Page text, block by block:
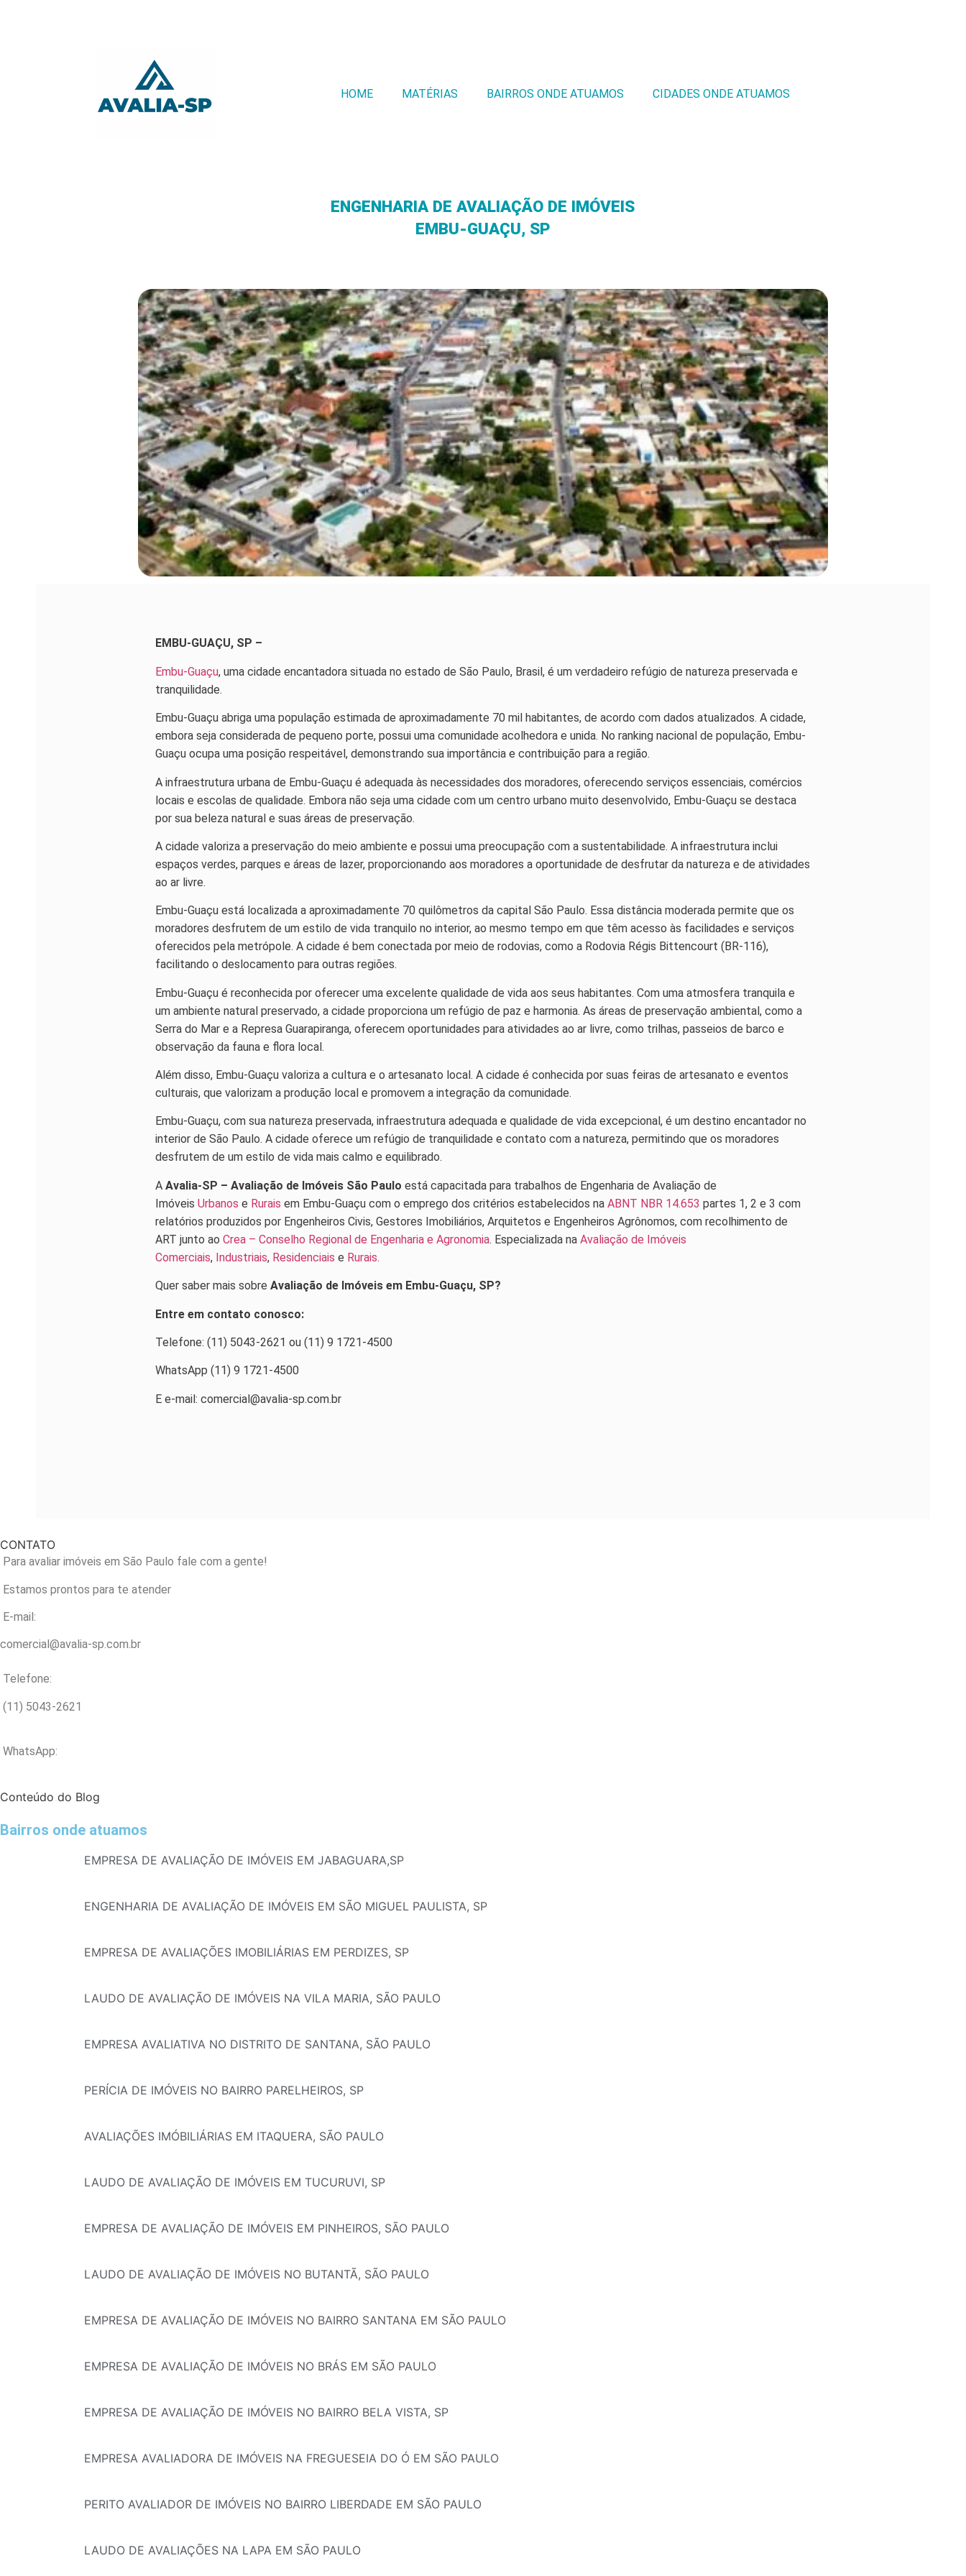
HOME MATÉRIAS BAIRROS ONDE ATUAMOS CIDADES ONDE ATUAMOS
ENGENHARIA DE AVALIAÇÃO DE IMÓVEIS
EMBU-GUAÇU, SP
EMBU-GUAÇU, SP –
Embu-Guaçu, uma cidade encantadora situada no estado de São Paulo, Brasil, é um verdadeiro refúgio de natureza preservada e
tranquilidade.
Embu-Guaçu abriga uma população estimada de aproximadamente 70 mil habitantes, de acordo com dados atualizados. A cidade,
embora seja considerada de pequeno porte, possui uma comunidade acolhedora e unida. No ranking nacional de população, Embu-
Guaçu ocupa uma posição respeitável, demonstrando sua importância e contribuição para a região.
A infraestrutura urbana de Embu-Guaçu é adequada às necessidades dos moradores, oferecendo serviços essenciais, comércios
locais e escolas de qualidade. Embora não seja uma cidade com um centro urbano muito desenvolvido, Embu-Guaçu se destaca
por sua beleza natural e suas áreas de preservação.
A cidade valoriza a preservação do meio ambiente e possui uma preocupação com a sustentabilidade. A infraestrutura inclui
espaços verdes, parques e áreas de lazer, proporcionando aos moradores a oportunidade de desfrutar da natureza e de atividades
ao ar livre.
Embu-Guaçu está localizada a aproximadamente 70 quilômetros da capital São Paulo. Essa distância moderada permite que os
moradores desfrutem de um estilo de vida tranquilo no interior, ao mesmo tempo em que têm acesso às facilidades e serviços
oferecidos pela metrópole. A cidade é bem conectada por meio de rodovias, como a Rodovia Régis Bittencourt (BR-116),
facilitando o deslocamento para outras regiões.
Embu-Guaçu é reconhecida por oferecer uma excelente qualidade de vida aos seus habitantes. Com uma atmosfera tranquila e
um ambiente natural preservado, a cidade proporciona um refúgio de paz e harmonia. As áreas de preservação ambiental, como a
Serra do Mar e a Represa Guarapiranga, oferecem oportunidades para atividades ao ar livre, como trilhas, passeios de barco e
observação da fauna e flora local.
Além disso, Embu-Guaçu valoriza a cultura e o artesanato local. A cidade é conhecida por suas feiras de artesanato e eventos
culturais, que valorizam a produção local e promovem a integração da comunidade.
Embu-Guaçu, com sua natureza preservada, infraestrutura adequada e qualidade de vida excepcional, é um destino encantador no
interior de São Paulo. A cidade oferece um refúgio de tranquilidade e contato com a natureza, permitindo que os moradores
desfrutem de um estilo de vida mais calmo e equilibrado.
A Avalia-SP – Avaliação de Imóveis São Paulo está capacitada para trabalhos de Engenharia de Avaliação de
Imóveis Urbanos e Rurais em Embu-Guaçu com o emprego dos critérios estabelecidos na ABNT NBR 14.653 partes 1, 2 e 3 com
relatórios produzidos por Engenheiros Civis, Gestores Imobiliários, Arquitetos e Engenheiros Agrônomos, com recolhimento de
ART junto ao Crea – Conselho Regional de Engenharia e Agronomia. Especializada na Avaliação de Imóveis
Comerciais, Industriais, Residenciais e Rurais.
Quer saber mais sobre Avaliação de Imóveis em Embu-Guaçu, SP?
Entre em contato conosco:
Telefone: (11) 5043-2621 ou (11) 9 1721-4500
WhatsApp (11) 9 1721-4500
E e-mail: comercial@avalia-sp.com.br
CONTATO
Para avaliar imóveis em São Paulo fale com a gente!
Estamos prontos para te atender
E-mail:
comercial@avalia-sp.com.br
Telefone:
(11) 5043-2621
WhatsApp:
Conteúdo do Blog
Bairros onde atuamos
EMPRESA DE AVALIAÇÃO DE IMÓVEIS EM JABAGUARA,SP
ENGENHARIA DE AVALIAÇÃO DE IMÓVEIS EM SÃO MIGUEL PAULISTA, SP
EMPRESA DE AVALIAÇÕES IMOBILIÁRIAS EM PERDIZES, SP
LAUDO DE AVALIAÇÃO DE IMÓVEIS NA VILA MARIA, SÃO PAULO
EMPRESA AVALIATIVA NO DISTRITO DE SANTANA, SÃO PAULO
PERÍCIA DE IMÓVEIS NO BAIRRO PARELHEIROS, SP
AVALIAÇÕES IMÓBILIÁRIAS EM ITAQUERA, SÃO PAULO
LAUDO DE AVALIAÇÃO DE IMÓVEIS EM TUCURUVI, SP
EMPRESA DE AVALIAÇÃO DE IMÓVEIS EM PINHEIROS, SÃO PAULO
LAUDO DE AVALIAÇÃO DE IMÓVEIS NO BUTANTÃ, SÃO PAULO
EMPRESA DE AVALIAÇÃO DE IMÓVEIS NO BAIRRO SANTANA EM SÃO PAULO
EMPRESA DE AVALIAÇÃO DE IMÓVEIS NO BRÁS EM SÃO PAULO
EMPRESA DE AVALIAÇÃO DE IMÓVEIS NO BAIRRO BELA VISTA, SP
EMPRESA AVALIADORA DE IMÓVEIS NA FREGUESEIA DO Ó EM SÃO PAULO
PERITO AVALIADOR DE IMÓVEIS NO BAIRRO LIBERDADE EM SÃO PAULO
LAUDO DE AVALIAÇÕES NA LAPA EM SÃO PAULO